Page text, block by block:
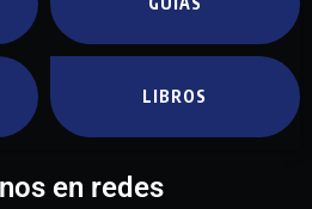
LIBROS
en redes